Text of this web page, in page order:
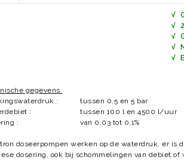
√
2 jaar
Grote
Niet tevreden
√
gegevens
:
tussen 0.5 en 5 bar
:
tussen 100 l en 4500 l/uur
:
van 0,03 tot 0,1%
doseerpompen werken op de waterdruk, er is
dosering, ook bij schommelingen van debiet of